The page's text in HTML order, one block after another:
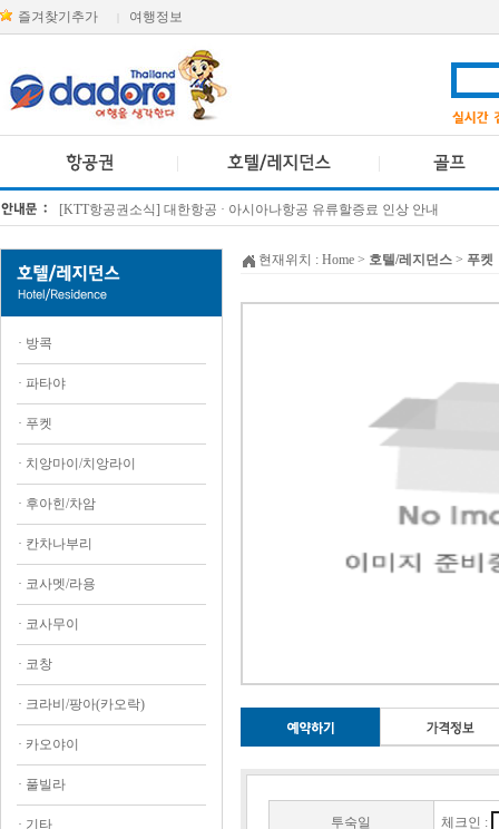
즐겨찾기추가 여행정보
[KTT항공권소식] 대한항공 · 아시아나항공 유류할증료 인상 안내
· 방콕
· 파타야
· 푸켓
· 치앙마이/치앙라이
· 후아힌/차암
· 칸차나부리
· 코사멧/라용
· 코사무이
· 코창
· 크라비/팡아(카오락)
· 카오야이
· 풀빌라
· 기타
현재위치 : Home > 호텔/레지던스 > 푸켓
투숙일 체크인 :